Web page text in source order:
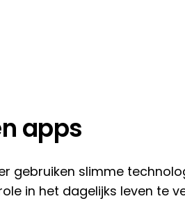
apps
gebruiken slimme
in het dagelijks leven te